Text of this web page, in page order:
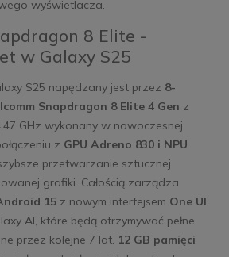
wyświetlacza.
8 Elite -
w Galaxy S25
S25 napędzany jest przez 8-
Snapdragon 8 Elite 4 Gen z
GHz wykonany w nowoczesnej
z GPU Adreno 830 i NPU
przetwarzanie sztucznej
grafiki. Całością zarządza
15z nowym interfejsem One UI
AI, które będą otrzymywać pełne
przez kolejne 7 lat. 12 GB pamięci